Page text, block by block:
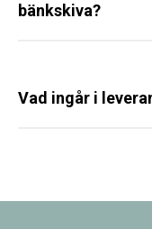
bänkskiva?
Vad ingår i